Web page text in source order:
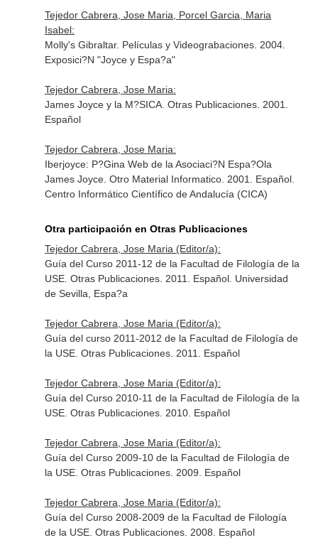
Tejedor Cabrera, Jose Maria, Porcel Garcia, Maria
Isabel:
Molly's Gibraltar. Películas y Videograbaciones. 2004.
Exposici?N "Joyce y Espa?a"
Tejedor Cabrera, Jose Maria:
James Joyce y la M?SICA. Otras Publicaciones. 2001.
Español
Tejedor Cabrera, Jose Maria:
Iberjoyce: P?Gina Web de la Asociaci?N Espa?Ola
James Joyce. Otro Material Informatico. 2001. Español.
Centro Informático Científico de Andalucía (CICA)
Otra participación en Otras Publicaciones
Tejedor Cabrera, Jose Maria (Editor/a):
Guía del Curso 2011-12 de la Facultad de Filología de la
USE. Otras Publicaciones. 2011. Español. Universidad
de Sevilla, Espa?a
Tejedor Cabrera, Jose Maria (Editor/a):
Guía del curso 2011-2012 de la Facultad de Filología de
la USE. Otras Publicaciones. 2011. Español
Tejedor Cabrera, Jose Maria (Editor/a):
Guía del Curso 2010-11 de la Facultad de Filología de la
USE. Otras Publicaciones. 2010. Español
Tejedor Cabrera, Jose Maria (Editor/a):
Guía del Curso 2009-10 de la Facultad de Filología de
la USE. Otras Publicaciones. 2009. Español
Tejedor Cabrera, Jose Maria (Editor/a):
Guía del Curso 2008-2009 de la Facultad de Filología
de la USE. Otras Publicaciones. 2008. Español